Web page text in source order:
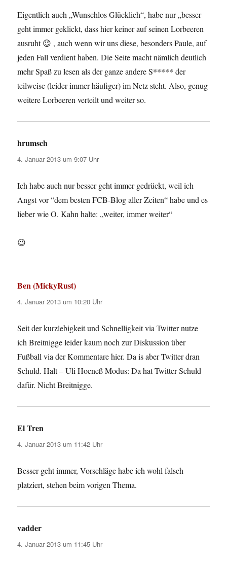
Eigentlich auch „Wunschlos Glücklich“, habe nur „besser
geht immer geklickt, dass hier keiner auf seinen Lorbeeren
ausruht 😉 , auch wenn wir uns diese, besonders Paule, auf
jeden Fall verdient haben. Die Seite macht nämlich deutlich
mehr Spaß zu lesen als der ganze andere S***** der
teilweise (leider immer häufiger) im Netz steht. Also, genug
weitere Lorbeeren verteilt und weiter so.
hrumsch
4. Januar 2013 um 9:07 Uhr
Ich habe auch nur besser geht immer gedrückt, weil ich
Angst vor “dem besten FCB-Blog aller Zeiten“ habe und es
lieber wie O. Kahn halte: „weiter, immer weiter“
😉
Ben (MickyRust)
4. Januar 2013 um 10:20 Uhr
Seit der kurzlebigkeit und Schnelligkeit via Twitter nutze
ich Breitnigge leider kaum noch zur Diskussion über
Fußball via der Kommentare hier. Da is aber Twitter dran
Schuld. Halt – Uli Hoeneß Modus: Da hat Twitter Schuld
dafür. Nicht Breitnigge.
El Tren
4. Januar 2013 um 11:42 Uhr
Besser geht immer, Vorschläge habe ich wohl falsch
platziert, stehen beim vorigen Thema.
vadder
4. Januar 2013 um 11:45 Uhr